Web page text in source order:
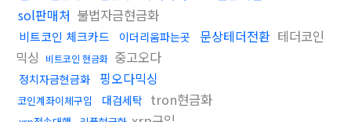
sol판매처 불법자금현금화
비트코인 체크카드 이더리움파는곳 문상테더전환 테더코인
믹싱
비트코인 현금화 중고오다
정치자금현금화 핑오다믹싱
코인계좌이체구입 대검세탁 tron현금화